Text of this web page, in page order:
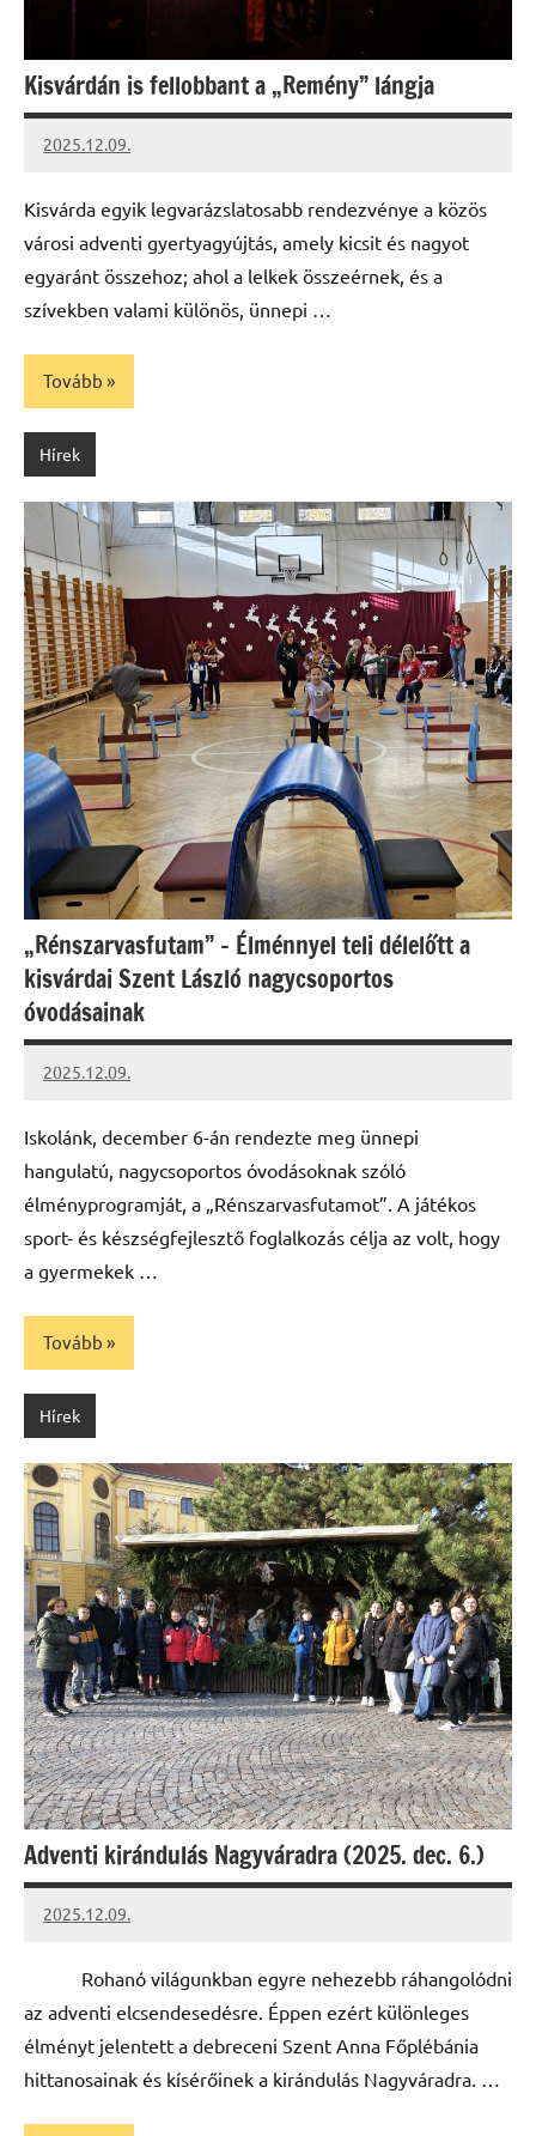
Kisvárdán is fellobbant a „Remény” lángja
2025.12.09.
Leiszt
Kisvárda egyik legvarázslatosabb rendezvénye a közös
városi adventi gyertyagyújtás, amely kicsit és nagyot
egyaránt összehoz; ahol a lelkek összeérnek, és a
szívekben valami különös, ünnepi …
Tovább
Hírek
„Rénszarvasfutam” – Élménnyel teli délelőtt a
kisvárdai Szent László nagycsoportos
óvodásainak
2025.12.09.
Leiszt
Iskolánk, december 6-án rendezte meg ünnepi
hangulatú, nagycsoportos óvodásoknak szóló
élményprogramját, a „Rénszarvasfutamot”. A játékos
sport- és készségfejlesztő foglalkozás célja az volt, hogy
a gyermekek …
Tovább
Hírek
Adventi kirándulás Nagyváradra (2025. dec. 6.)
2025.12.09.
Leiszt
Rohanó világunkban egyre nehezebb ráhangolódni
az adventi elcsendesedésre. Éppen ezért különleges
élményt jelentett a debreceni Szent Anna Főplébánia
hittanosainak és kísérőinek a kirándulás Nagyváradra. …